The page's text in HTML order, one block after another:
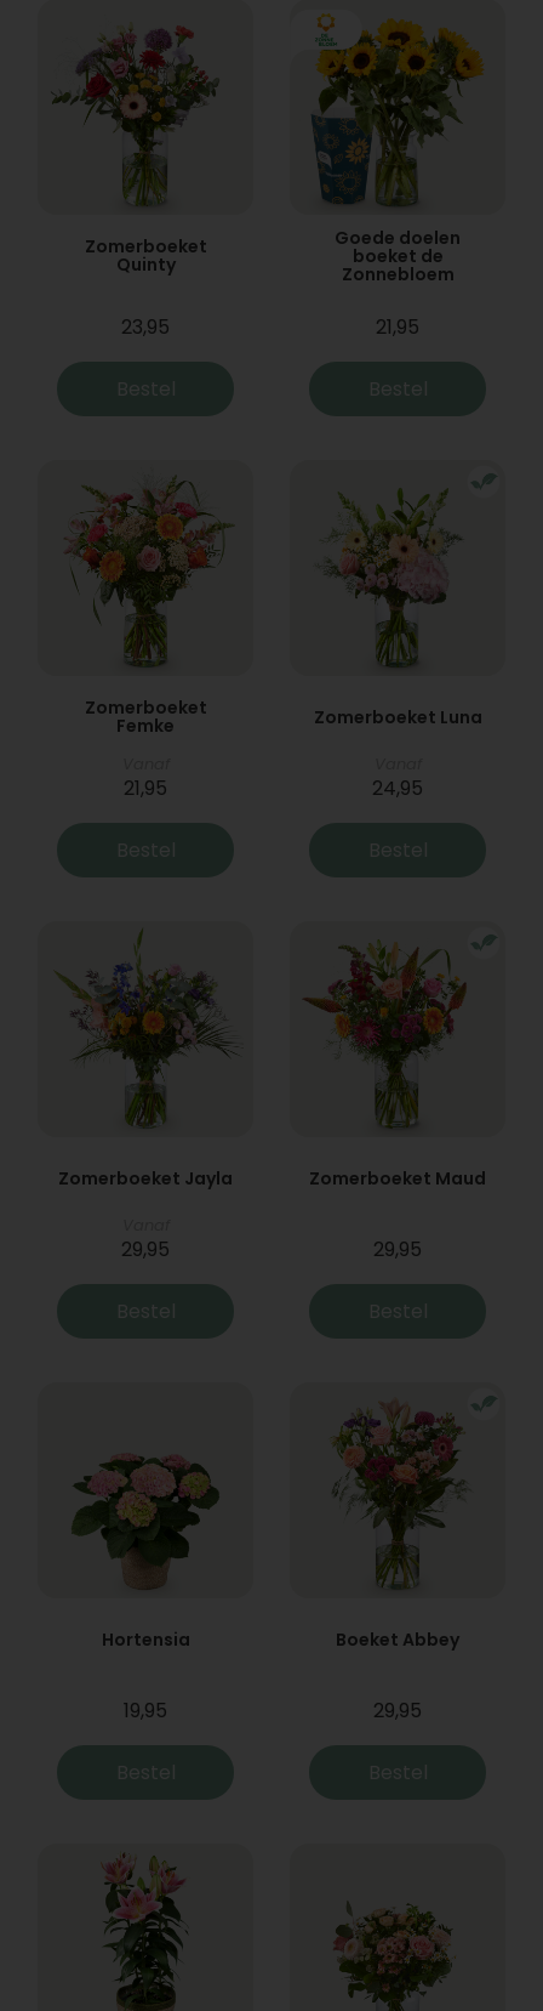
Zomerboeket
Quinty
23,95
Bestel
Goede doelen
boeket de
Zonnebloem
21,95
Bestel
Zomerboeket
Femke
21,95
Bestel
Zomerboeket Luna
24,95
Bestel
Zomerboeket Jayla
29,95
Bestel
Zomerboeket Maud
29,95
Bestel
Hortensia
19,95
Bestel
Boeket Abbey
29,95
Bestel